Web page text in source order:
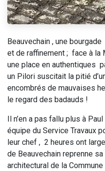
Beauvechain , une
et de raffinement ; face à la
une place en authentiques
un Pilori suscitait la pitié
encombrés de mauvaises
le regard des badauds !
Il n’en a pas fallu plus à
équipe du Service Travaux
leur chef , 2 heures ont
de Beauvechain reprenne
architectural de la Commune